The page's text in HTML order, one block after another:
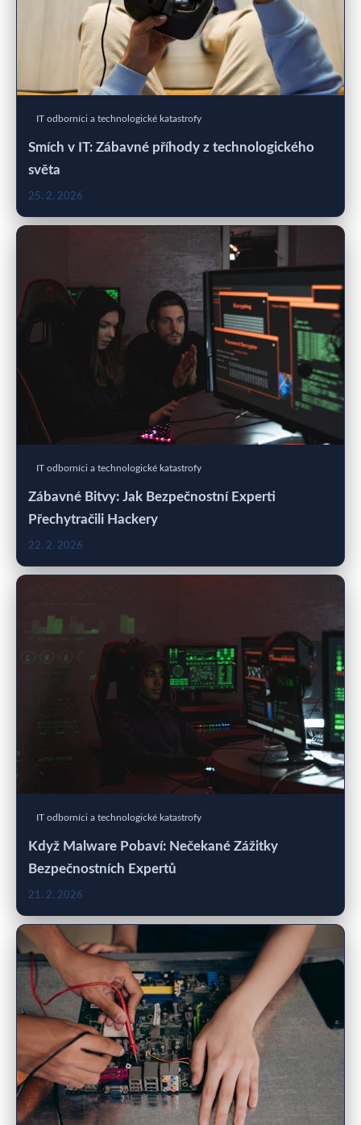
IT odborníci a technologické katastrofy
Smích v IT: Zábavné příhody z technologického
světa
25. 2. 2026
IT odborníci a technologické katastrofy
Zábavné Bitvy: Jak Bezpečnostní Experti
Přechytračili Hackery
22. 2. 2026
IT odborníci a technologické katastrofy
Když Malware Pobaví: Nečekané Zážitky
Bezpečnostních Expertů
21. 2. 2026